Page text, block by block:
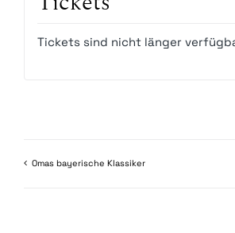
Tickets sind nicht länger
Omas bayerische Klassiker